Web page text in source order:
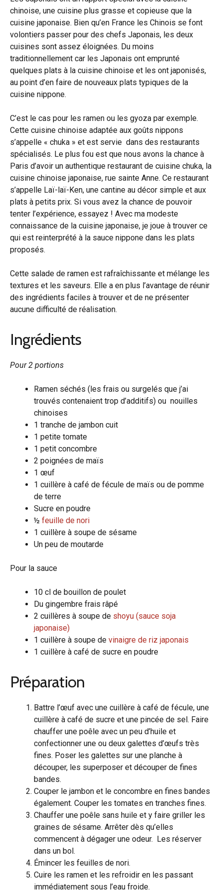
chinoise, une cuisine plus grasse et copieuse que la
cuisine japonaise. Bien qu’en France les Chinois se font
volontiers passer pour des chefs Japonais, les deux
cuisines sont assez éloignées. Du moins
traditionnellement car les Japonais ont emprunté
quelques plats à la cuisine chinoise et les ont japonisés,
au point d’en faire de nouveaux plats typiques de la
cuisine nippone.
C’est le cas pour les ramen ou les gyoza par exemple.
Cette cuisine chinoise adaptée aux goûts nippons
s’appelle « chuka » et est servie dans des restaurants
spécialisés. Le plus fou est que nous avons la chance à
Paris d’avoir un authentique restaurant de cuisine chuka, la
cuisine chinoise japonaise, rue sainte Anne. Ce restaurant
s’appelle Laï-laï-Ken, une cantine au décor simple et aux
plats à petits prix. Si vous avez la chance de pouvoir
tenter l’expérience, essayez ! Avec ma modeste
connaissance de la cuisine japonaise, je joue à trouver ce
qui est reinterprété à la sauce nippone dans les plats
proposés.
Cette salade de ramen est rafraîchissante et mélange les
textures et les saveurs. Elle a en plus l’avantage de réunir
des ingrédients faciles à trouver et de ne présenter
aucune difficulté de réalisation.
Ingrédients
Pour 2 portions
Ramen séchés (les frais ou surgelés que j’ai
trouvés contenaient trop d’additifs) ou nouilles
chinoises
1 tranche de jambon cuit
1 petite tomate
1 petit concombre
2 poignées de maïs
1 œuf
1 cuillère à café de fécule de maïs ou de pomme
de terre
Sucre en poudre
½ feuille de nori
1 cuillère à soupe de sésame
Un peu de moutarde
Pour la sauce
10 cl de bouillon de poulet
Du gingembre frais râpé
2 cuillères à soupe de shoyu (sauce soja
japonaise)
1 cuillère à soupe de vinaigre de riz japonais
1 cuillère à café de sucre en poudre
Préparation
Battre l’œuf avec une cuillère à café de fécule, une
cuillère à café de sucre et une pincée de sel. Faire
chauffer une poêle avec un peu d’huile et
confectionner une ou deux galettes d’œufs très
fines. Poser les galettes sur une planche à
découper, les superposer et découper de fines
bandes.
Couper le jambon et le concombre en fines bandes
également. Couper les tomates en tranches fines.
Chauffer une poêle sans huile et y faire griller les
graines de sésame. Arrêter dès qu’elles
commencent à dégager une odeur. Les réserver
dans un bol.
Émincer les feuilles de nori.
Cuire les ramen et les refroidir en les passant
immédiatement sous l’eau froide.